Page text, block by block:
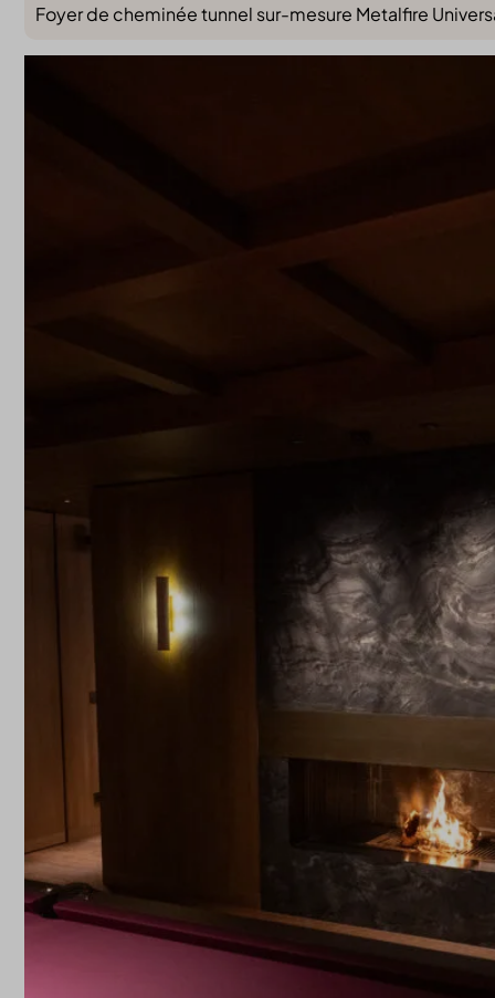
Foyer de cheminée tunnel sur-mesure Metalfire